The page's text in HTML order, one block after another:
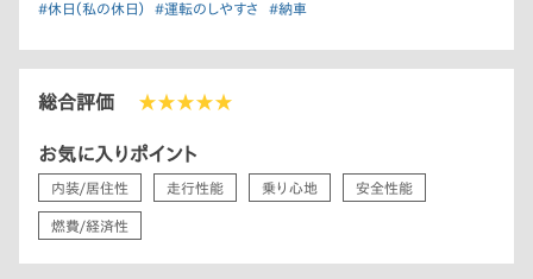
#休日（私の休日） #運転のしやすさ #納車
総合評価 ★★★★★
お気に入りポイント
内装/居住性 走行性能 乗り心地 安全性能
燃費/経済性